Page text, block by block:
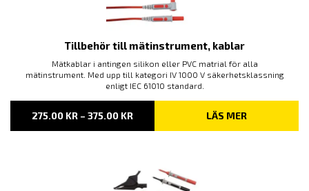
Tillbehör till mätinstrument, kablar
Mätkablar i antingen silikon eller PVC matrial för alla
mätinstrument. Med upp till kategori IV 1000 V säkerhetsklassning
enligt IEC 61010 standard.
275.00 KR – 375.00 KRPRISINTERVALL:
TILL
LÄS MER